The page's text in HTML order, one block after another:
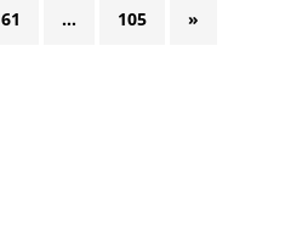
61 … 105 »